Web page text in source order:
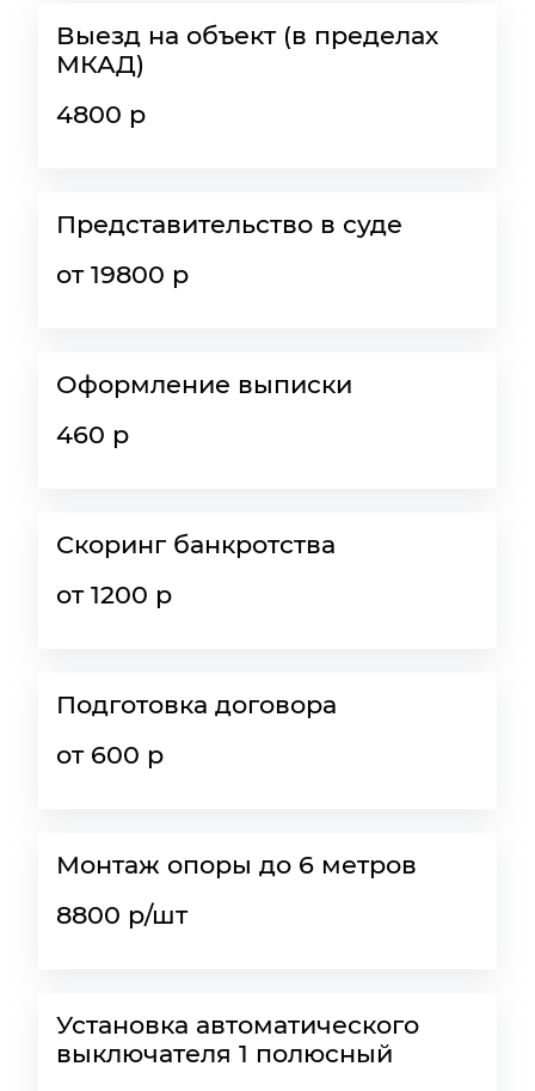
Выезд на объект (в пределах
МКАД)
4800 р
Представительство в суде
от 19800 р
Оформление выписки
460 р
Скоринг банкротства
от 1200 р
Подготовка договора
от 600 р
Монтаж опоры до 6 метров
8800 р/шт
Установка автоматического
выключателя 1 полюсный